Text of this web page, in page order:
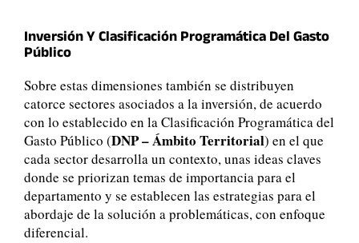
Inversión Y Clasificación Programática Del Gasto
Público
Sobre estas dimensiones también se distribuyen
catorce sectores asociados a la inversión, de acuerdo
con lo establecido en la Clasificación Programática del
Gasto Público (DNP – Ámbito Territorial) en el que
cada sector desarrolla un contexto, unas ideas claves
donde se priorizan temas de importancia para el
departamento y se establecen las estrategias para el
abordaje de la solución a problemáticas, con enfoque
diferencial.